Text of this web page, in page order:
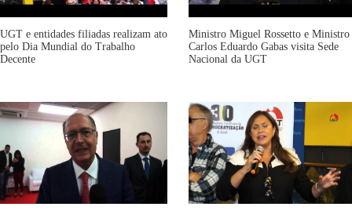
UGT e entidades filiadas realizam ato
pelo Dia Mundial do Trabalho
Decente
Ministro Miguel Rossetto e Ministro
Carlos Eduardo Gabas visita Sede
Nacional da UGT